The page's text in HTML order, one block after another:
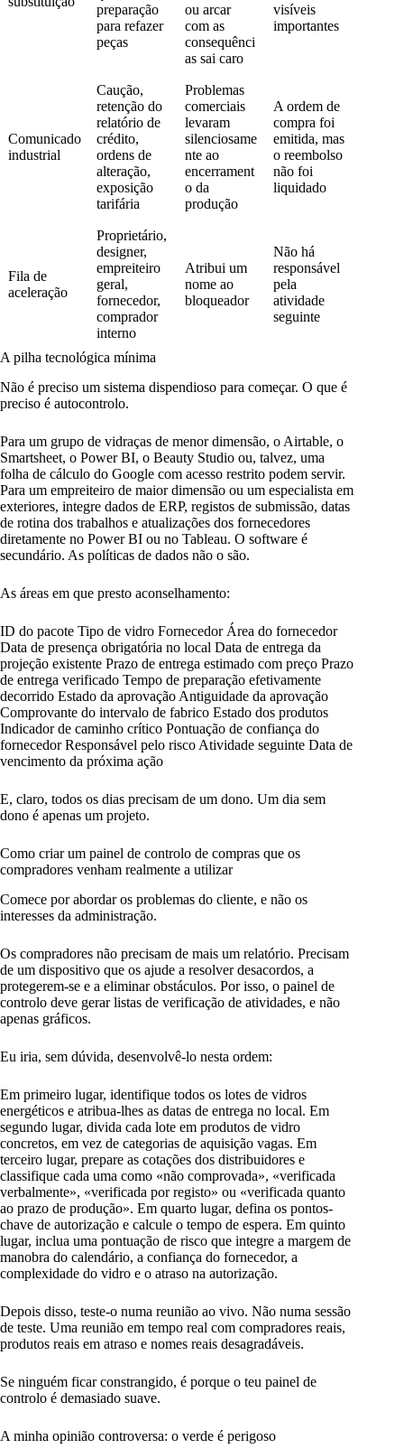
preparação
para refazer
peças
ou arcar
com as
consequênci
as sai caro
visíveis
importantes
Comunicado
industrial
Caução,
retenção do
relatório de
crédito,
ordens de
alteração,
exposição
tarifária
Problemas
comerciais
levaram
silenciosame
nte ao
encerrament
o da
produção
A ordem de
compra foi
emitida, mas
o reembolso
não foi
liquidado
Fila de
aceleração
Proprietário,
designer,
empreiteiro
geral,
fornecedor,
comprador
interno
Atribui um
nome ao
bloqueador
Não há
responsável
pela
atividade
seguinte
A pilha tecnológica mínima
Não é preciso um sistema dispendioso para começar. O que é
preciso é autocontrolo.
Para um grupo de vidraças de menor dimensão, o Airtable, o
Smartsheet, o Power BI, o Beauty Studio ou, talvez, uma
folha de cálculo do Google com acesso restrito podem servir.
Para um empreiteiro de maior dimensão ou um especialista em
exteriores, integre dados de ERP, registos de submissão, datas
de rotina dos trabalhos e atualizações dos fornecedores
diretamente no Power BI ou no Tableau. O software é
secundário. As políticas de dados não o são.
As áreas em que presto aconselhamento:
ID do pacote Tipo de vidro Fornecedor Área do fornecedor
Data de presença obrigatória no local Data de entrega da
projeção existente Prazo de entrega estimado com preço Prazo
de entrega verificado Tempo de preparação efetivamente
decorrido Estado da aprovação Antiguidade da aprovação
Comprovante do intervalo de fabrico Estado dos produtos
Indicador de caminho crítico Pontuação de confiança do
fornecedor Responsável pelo risco Atividade seguinte Data de
vencimento da próxima ação
E, claro, todos os dias precisam de um dono. Um dia sem
dono é apenas um projeto.
Como criar um painel de controlo de compras que os
compradores venham realmente a utilizar
Comece por abordar os problemas do cliente, e não os
interesses da administração.
Os compradores não precisam de mais um relatório. Precisam
de um dispositivo que os ajude a resolver desacordos, a
protegerem-se e a eliminar obstáculos. Por isso, o painel de
controlo deve gerar listas de verificação de atividades, e não
apenas gráficos.
Eu iria, sem dúvida, desenvolvê-lo nesta ordem:
Em primeiro lugar, identifique todos os lotes de vidros
energéticos e atribua-lhes as datas de entrega no local. Em
segundo lugar, divida cada lote em produtos de vidro
concretos, em vez de categorias de aquisição vagas. Em
terceiro lugar, prepare as cotações dos distribuidores e
classifique cada uma como «não comprovada», «verificada
verbalmente», «verificada por registo» ou «verificada quanto
ao prazo de produção». Em quarto lugar, defina os pontos-
chave de autorização e calcule o tempo de espera. Em quinto
lugar, inclua uma pontuação de risco que integre a margem de
manobra do calendário, a confiança do fornecedor, a
complexidade do vidro e o atraso na autorização.
Depois disso, teste-o numa reunião ao vivo. Não numa sessão
de teste. Uma reunião em tempo real com compradores reais,
produtos reais em atraso e nomes reais desagradáveis.
Se ninguém ficar constrangido, é porque o teu painel de
controlo é demasiado suave.
A minha opinião controversa: o verde é perigoso